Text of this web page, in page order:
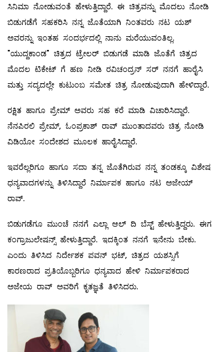
ಸಿನಿಮಾ ನೋಡುವಂತೆ ಹೇಳುತ್ತಿದ್ದಾರೆ. ಈ ಚಿತ್ರವನ್ನು ಮೊದಲು ನೋಡಿ
ಬಿಡುಗಡೆಗೆ ಸಹಕರಿಸಿ ನನ್ನ ಜೊತೆಯಾಗಿ ನಿಂತವರು ನಟ ಯಶ್
ಅವರನ್ನು ಇಂತಹ ಸಂದರ್ಭದಲ್ಲಿ ನಾನು ಮರೆಯುವಂತಿಲ್ಲ.
"ಯುದ್ದಕಾಂಡ" ಚಿತ್ರದ ಟ್ರೇಲರ್ ಬಿಡುಗಡೆ ಮಾಡಿ ಜೊತೆಗೆ ಚಿತ್ರದ
ಮೊದಲ ಟಿಕೇಟ್ ಗೆ ಹಣ ನೀಡಿ ರವಿಚಂದ್ರನ್ ಸರ್ ನನಗೆ ಹಾರೈಸಿ
ಮತ್ತು ಸದ್ಯದಲ್ಲೇ ಕುಟುಂಬ ಸಮೇತ ಚಿತ್ರ ನೋಡುವುದಾಗಿ ಹೇಳಿದ್ದಾರೆ.
ರಕ್ಷಿತ ಹಾಗೂ ಪ್ರೇಮ್ ಅವರು ಸಹ ಕರೆ ಮಾಡಿ ವಿಚಾರಿಸಿದ್ದಾರೆ.
ನೆನಪಿರಲಿ ಪ್ರೇಮ್, ಓಂಪ್ರಕಾಶ್ ರಾವ್ ಮುಂತಾದವರು ಚಿತ್ರ ನೋಡಿ
ವಿಡಿಯೋ ಸಂದೇಶದ ಮೂಲಕ ಹಾರೈಸಿದ್ದಾರೆ.
ಇವರೆಲ್ಲರಿಗೂ ಹಾಗೂ ಸದಾ ತನ್ನ ಜೊತೆಗಿರುವ ನನ್ನ ತಂಡಕ್ಕೂ ವಿಶೇಷ
ಧನ್ಯವಾದಗಳನ್ನು ತಿಳಿಸಿದ್ದಾರೆ ನಿರ್ಮಾಪಕ ಹಾಗೂ ನಟ ಅಜೇಯ್
ರಾವ್.
ಬಿಡುಗಡೆಗೂ ‌ಮುಂಚೆ ನನಗೆ ಎಲ್ಲಾ ಆಲ್ ದಿ ಬೆಸ್ಟ್ ಹೇಳುತ್ತಿದ್ದರು. ಈಗ
ಕಂಗ್ರಾಜುಲೇಷನ್ಸ್ ಹೇಳುತ್ತಿದ್ದಾರೆ. ಇದಕ್ಕಿಂತ ನನಗೆ ಇನೇನು ಬೇಕು.
ಎಂದು ತಿಳಿಸಿದ ನಿರ್ದೇಶಕ ಪವನ್ ಭಟ್, ಚಿತ್ರದ ಯಶಸ್ಸಿಗೆ
ಕಾರಣರಾದ ಪ್ರತಿಯೊಬ್ಬರಿಗೂ ಧನ್ಯವಾದ ಹೇಳಿ ನಿರ್ಮಾಪಕರಾದ
ಅಜೇಯ ರಾವ್ ಅವರಿಗೆ ಕೃತಜ್ಞತೆ ತಿಳಿಸಿದರು.